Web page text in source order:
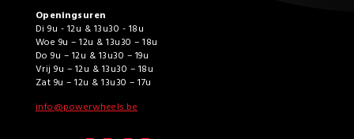
Openingsuren
Di 9u - 12u & 13u30 - 18u
Woe 9u – 12u & 13u30 – 18u
Do 9u – 12u & 13u30 – 19u
Vrij 9u – 12u & 13u30 – 18u
Zat 9u – 12u & 13u30 – 17u
info@powerwheels.be